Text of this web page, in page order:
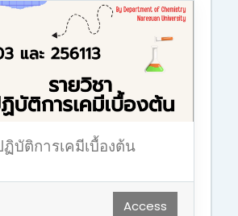
บัติการเคมีเบื้องต้น
Access